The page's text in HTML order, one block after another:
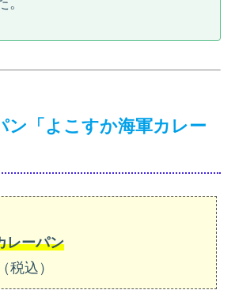
。
ン「よこすか海軍カレー
レーパン
税込）